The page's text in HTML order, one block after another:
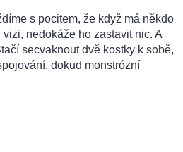
s pocitem, že když má někdo
nedokáže ho zastavit nic. A
secvaknout dvě kostky k sobě,
dokud monstrózní